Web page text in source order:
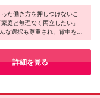
しい」 ★「無理なく働
事を楽しみたい」
ンジニアに
ライアントとの契約金
基準が明確になった」
納得感をもって働ける
の近くで働きたい」とい
も、自分
（飯田橋・吉祥寺・府
心できる物件に、格安
意。 家賃の負担がぐっ
くなることで 子ども
まれるのも嬉しいポイ
た働き方を押しつけないこ
庭と無理なく両立したい」
な選択も尊重され、背中を押
リモートで働くママエンジニ
り添ってくれる会社は初め
き方もキャリアも“自分らし
っと形になります！
詳細を見る